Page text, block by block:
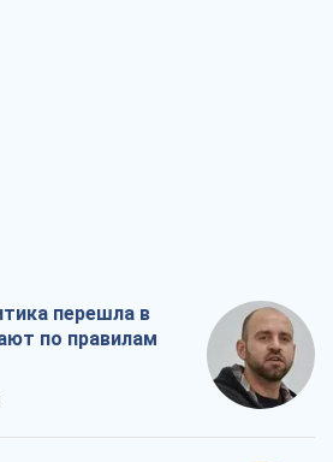
перешла в
по правилам